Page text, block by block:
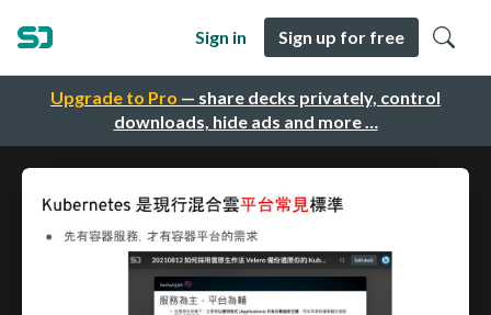
Upgrade to Pro — share decks privately, control
downloads, hide ads and more …
Sign in Sign up for free